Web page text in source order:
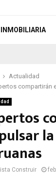
INMOBILIARIA
Actualidad
compartirán
Construir